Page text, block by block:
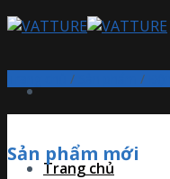
Skip
to
Trang chủ
/ /
Sản phẩm mới